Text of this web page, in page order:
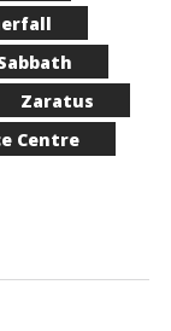
Zaratus
Centre